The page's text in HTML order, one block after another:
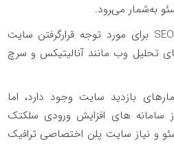
به‌شمار می‌‍رود.
در طول انجام فعالیت های SEO برای مورد توجه قرارگرفتن سایت
تحلیل وب مانند آنالیتیکس و سرچ
بازدید سایت وجود دارد، اما
از سامانه های افزایش ورودی سلکتک
و نیاز سایت پلن اختصاصی ترافیک